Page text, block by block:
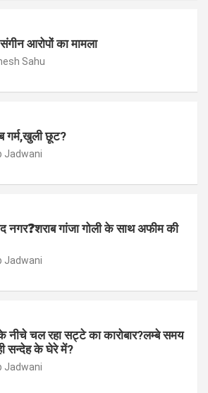
आरोपों का मामला
Sahu
गर्म,खुली छूट?
Jadwani
गांजा गोली के साथ अफीम की
Jadwani
नीचे चल रहा सट्टे का कारोबार?लम्बे समय
सन्देह के घेरे में?
Jadwani